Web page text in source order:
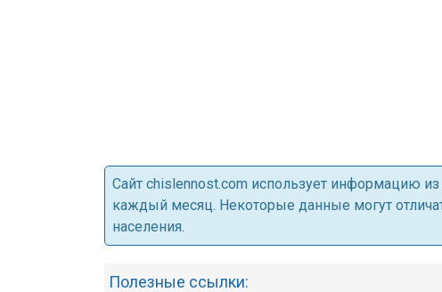
Cайт chislennost.com использует информацию
каждый месяц. Некоторые данные могут
населения.
Полезные ссылки: